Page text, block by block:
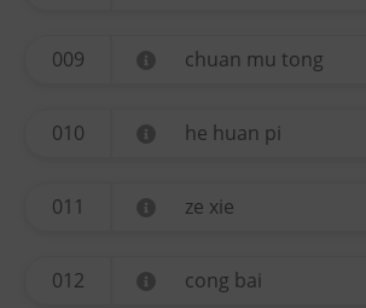
009 chuan mu tong
010 he huan pi
011 ze xie
012 cong bai